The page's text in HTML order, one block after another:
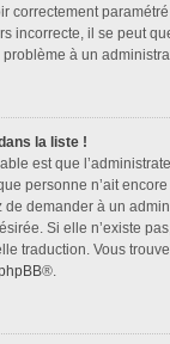
correctement
incorrecte, il se peut
à un
la liste !
est que
personne n’ait
de demander à un
Si elle n’existe
traduction. Vous
®.